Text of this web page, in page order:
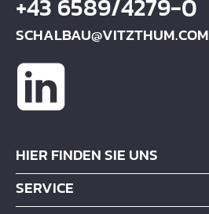
+43 6589/4279-0
SCHALBAU@VITZTHUM.COM
HIER FINDEN SIE UNS
SERVICE